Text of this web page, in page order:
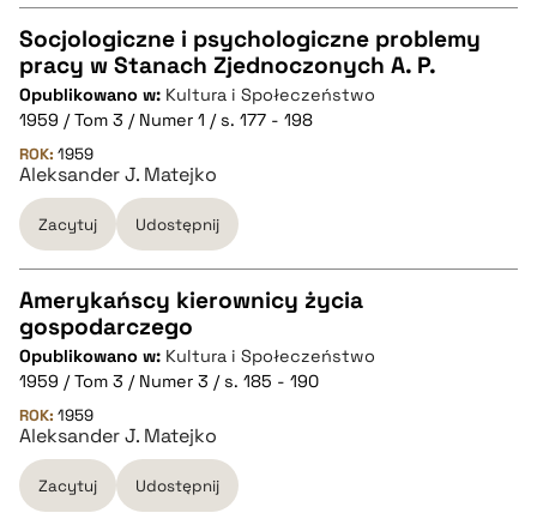
pobierz cytat
CZYSTY TEKST
pobierz cytat
BIBTEX
pobierz cytat
Socjologiczne i psychologiczne problemy
pracy w Stanach Zjednoczonych A. P.
Opublikowano w: Kultura i Społeczeństwo
1959 / Tom 3 / Numer 1 / s. 177 - 198
ROK: 1959
Aleksander J. Matejko
Zacytuj Udostępnij
CZYSTY TEKST
pobierz cytat
BIBTEX
Amerykańscy kierownicy życia
gospodarczego
Opublikowano w: Kultura i Społeczeństwo
1959 / Tom 3 / Numer 3 / s. 185 - 190
ROK: 1959
Aleksander J. Matejko
Zacytuj Udostępnij